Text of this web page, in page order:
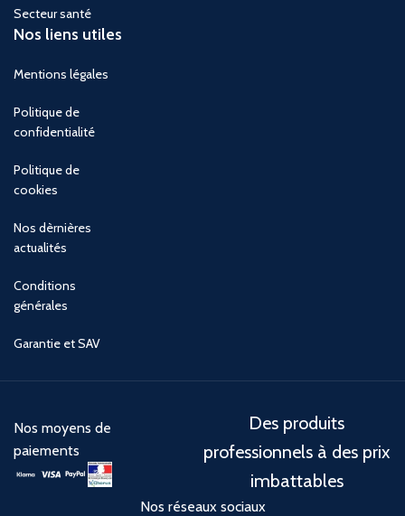
Secteur santé
Nos liens utiles
Mentions légales
Politique de
confidentialité
Politique de
cookies
Nos dèrnières
actualités
Conditions
générales
Garantie et SAV
Nos moyens de
paiements
Des produits
professionnels à des prix
imbattables
Nos réseaux sociaux